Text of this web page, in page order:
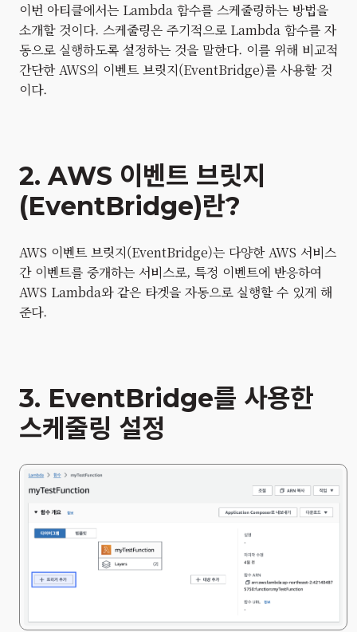
이번 아티클에서는 Lambda 함수를 스케줄링하는 방법을
소개할 것이다. 스케줄링은 주기적으로 Lambda 함수를 자
동으로 실행하도록 설정하는 것을 말한다. 이를 위해 비교적
간단한 AWS의 이벤트 브릿지(EventBridge)를 사용할 것
이다.
2. AWS 이벤트 브릿지
(EventBridge)란?
AWS 이벤트 브릿지(EventBridge)는 다양한 AWS 서비스
간 이벤트를 중개하는 서비스로, 특정 이벤트에 반응하여
AWS Lambda와 같은 타겟을 자동으로 실행할 수 있게 해
준다.
3. EventBridge를 사용한
스케줄링 설정